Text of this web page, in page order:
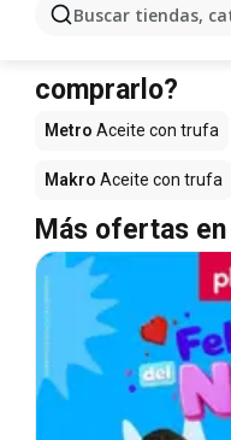
Buscar tiendas,
término.
comprarlo?
Metro Aceite con trufa
Makro Aceite con trufa
Más ofertas